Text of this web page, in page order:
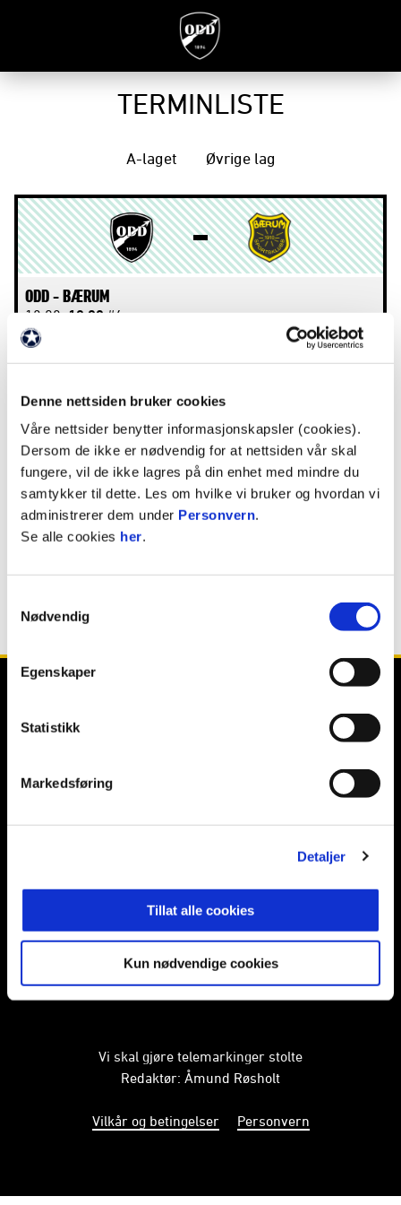
Denne nettsiden bruker cookies
Våre nettsider benytter informasjonskapsler (cookies).
Dersom de ikke er nødvendig for at nettsiden vår skal
fungere, vil de ikke lagres på din enhet med mindre du
samtykker til dette. Les om hvilke vi bruker og hvordan vi
administrerer dem under Personvern.
Se alle cookies her.
Nødvendig
Egenskaper
Statistikk
Markedsføring
Detaljer
Tillat alle cookies
Kun nødvendige cookies
TERMINLISTE
A-laget Øvrige lag
ODD -BÆRUM
13.08. 18:00 #4
Skagerak Arena
BILLETTER
Abonner på terminliste
*Ligakamper markert med dette symbolet er ikke
når TV-kampoppsettet kommer. Straks det ligger et
kanalikon ved kampen så er den berammet. I sjeldne
E-post
Twitter
Abonner på nyhetsbrev fra Odd
Vi skal gjøre telemarkinger stolte
Redaktør: Åmund Røsholt
Vilkår og betingelser Personvern